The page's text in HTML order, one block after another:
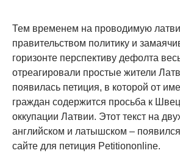
Тем временем на проводимую
правительством политику и
горизонте перспективу дефолта
отреагировали простые жители
появилась петиция, в которой от
граждан содержится просьба к
оккупации Латвии. Этот текст на
английском и латышском –
сайте для петиция Petitiononline.